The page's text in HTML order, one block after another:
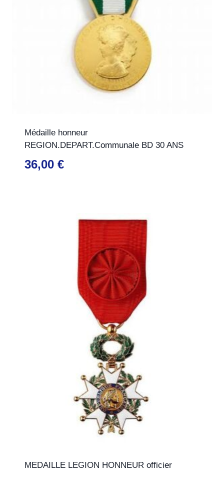
Médaille honneur
REGION.DEPART.Communale BD 30 ANS
36,00 €
MEDAILLE LEGION HONNEUR officier